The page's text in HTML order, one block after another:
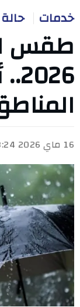
خدمات
16 ماي 2026 18:24